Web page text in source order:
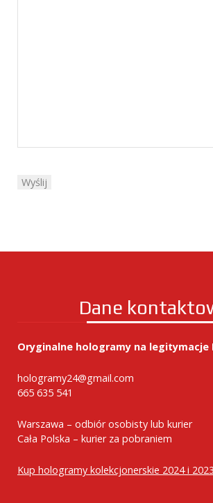
Dane
Oryginalne hologramy na legitymacje
hologramy24@gmail.com
665 635 541
Warszawa – odbiór osobisty lub kurier
Cała Polska – kurier za pobraniem
Kup hologramy kolekcjonerskie 2024 i 2023